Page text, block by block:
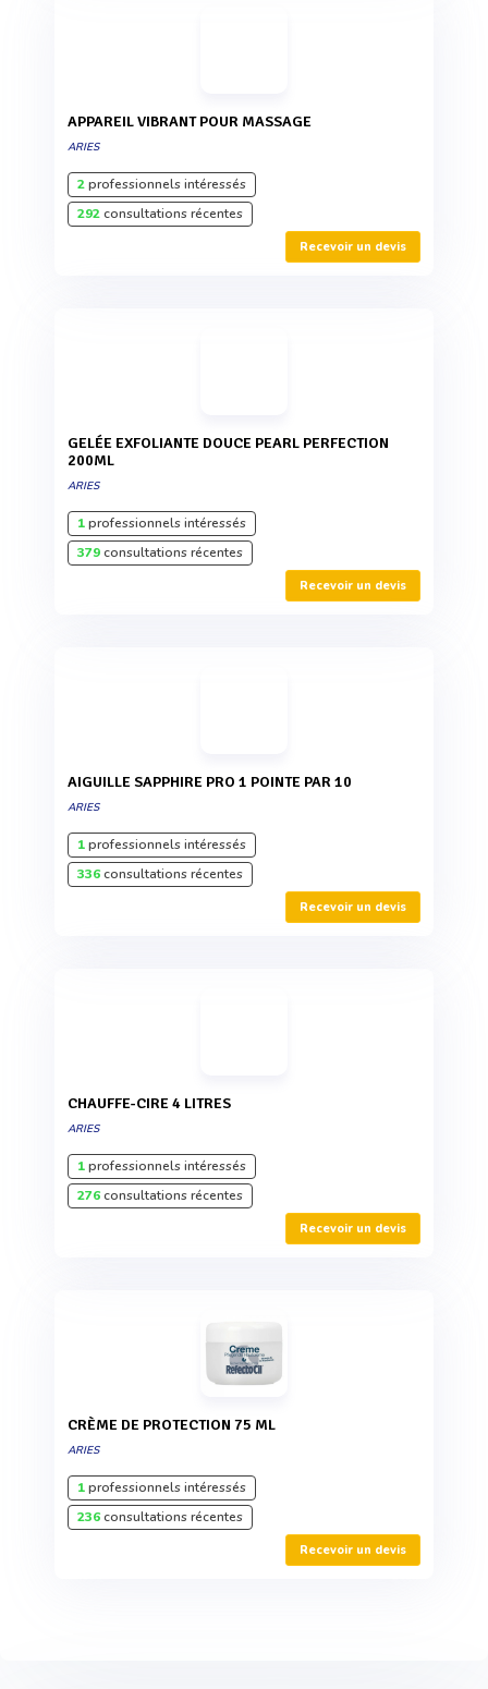
APPAREIL VIBRANT POUR MASSAGE
ARIES
2professionnels intéressés
292consultations récentes
Recevoir un devis
GELÉE EXFOLIANTE DOUCE PEARL PERFECTION
200ML
ARIES
1professionnels intéressés
379consultations récentes
Recevoir un devis
AIGUILLE SAPPHIRE PRO 1 POINTE PAR 10
ARIES
1professionnels intéressés
336consultations récentes
Recevoir un devis
CHAUFFE-CIRE 4 LITRES
ARIES
1professionnels intéressés
276consultations récentes
Recevoir un devis
CRÈME DE PROTECTION 75 ML
ARIES
1professionnels intéressés
236consultations récentes
Recevoir un devis